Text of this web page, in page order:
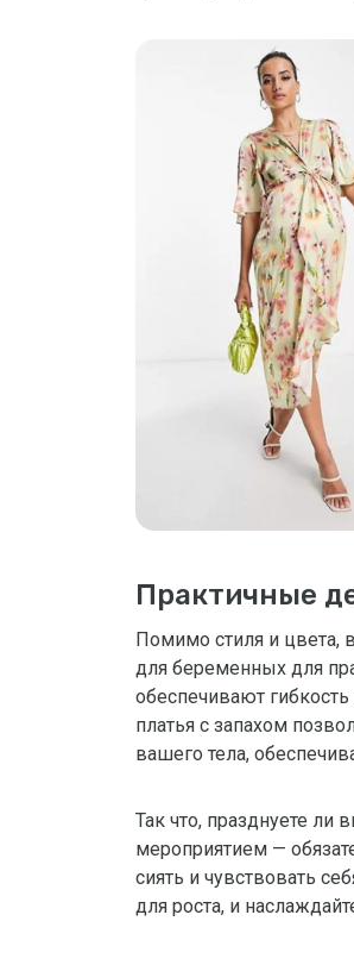
Практичные
Помимо стиля и цвета,
для беременных для
обеспечивают
платья с запахом
вашего тела,
Так что, празднуете
мероприятием —
сиять и чувствовать
для роста, и